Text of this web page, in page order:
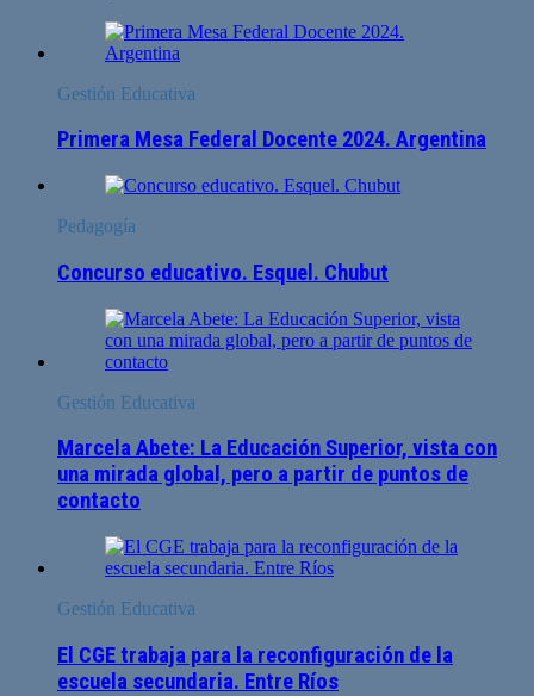
Gestión Educativa
Primera Mesa Federal Docente 2024. Argentina
Pedagogía
Concurso educativo. Esquel. Chubut
Gestión Educativa
Marcela Abete: La Educación Superior, vista con
una mirada global, pero a partir de puntos de
contacto
Gestión Educativa
El CGE trabaja para la reconfiguración de la
escuela secundaria. Entre Ríos